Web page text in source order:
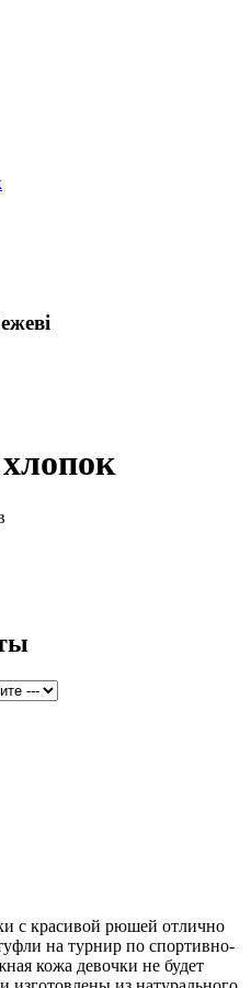
с красивой рюшей отлично
на турнир по спортивно-
кожа девочки не будет